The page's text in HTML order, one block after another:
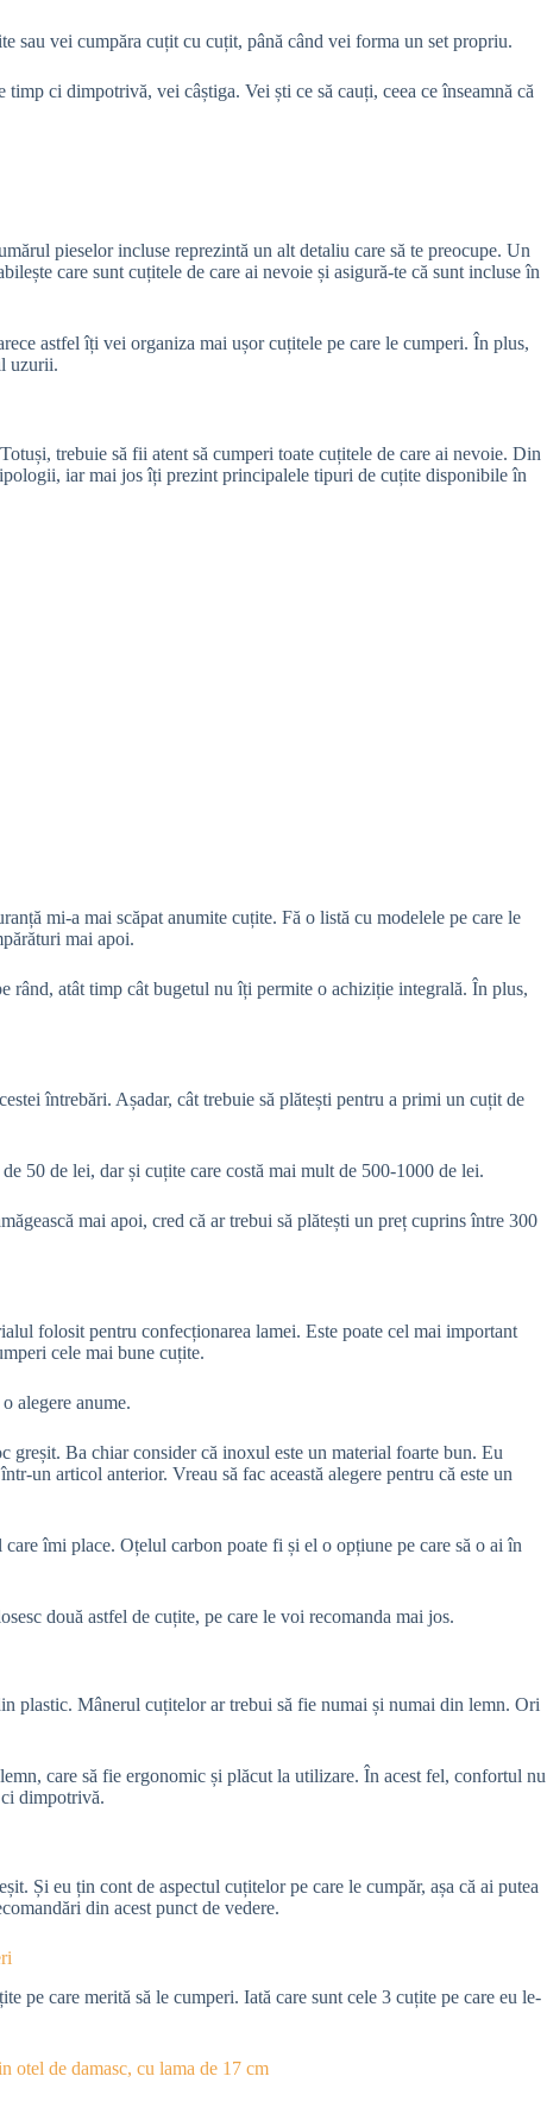
sau vei cumpăra cuțit cu cuțit, până când vei forma un set propriu.
ci dimpotrivă, vei câștiga. Vei ști ce să cauți, ceea ce înseamnă că
pieselor incluse reprezintă un alt detaliu care să te preocupe. Un
care sunt cuțitele de care ai nevoie și asigură-te că sunt incluse în
astfel îți vei organiza mai ușor cuțitele pe care le cumperi. În plus,
uzurii.
trebuie să fii atent să cumperi toate cuțitele de care ai nevoie. Din
iar mai jos îți prezint principalele tipuri de cuțite disponibile în
mi-a mai scăpat anumite cuțite. Fă o listă cu modelele pe care le
mai apoi.
rând, atât timp cât bugetul nu îți permite o achiziție integrală. În plus,
întrebări. Așadar, cât trebuie să plătești pentru a primi un cuțit de
50 de lei, dar și cuțite care costă mai mult de 500-1000 de lei.
mai apoi, cred că ar trebui să plătești un preț cuprins între 300
folosit pentru confecționarea lamei. Este poate cel mai important
cele mai bune cuțite.
alegere anume.
greșit. Ba chiar consider că inoxul este un material foarte bun. Eu
un articol anterior. Vreau să fac această alegere pentru că este un
îmi place. Oțelul carbon poate fi și el o opțiune pe care să o ai în
două astfel de cuțite, pe care le voi recomanda mai jos.
plastic. Mânerul cuțitelor ar trebui să fie numai și numai din lemn. Ori
care să fie ergonomic și plăcut la utilizare. În acest fel, confortul nu
dimpotrivă.
Și eu țin cont de aspectul cuțitelor pe care le cumpăr, așa că ai putea
din acest punct de vedere.
pe care merită să le cumperi. Iată care sunt cele 3 cuțite pe care eu le-
de damasc, cu lama de 17 cm